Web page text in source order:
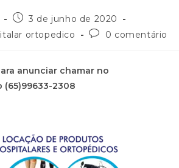
3 de junho de 2020
ortopedico
0 comentário
anunciar chamar no
(65)99633-2308